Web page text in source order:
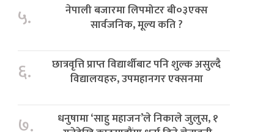
५.
नेपाली बजारमा लिपमोटर बी०३एक्स
सार्वजनिक, मूल्य कति ?
६.
छात्रवृत्ति प्राप्त विद्यार्थीबाट पनि शुल्क असुल्दै
विद्यालयहरु, उपमहानगर एक्सनमा
७.
धनुषामा ‘साहु महाजन’ले निकाले जुलुस, १